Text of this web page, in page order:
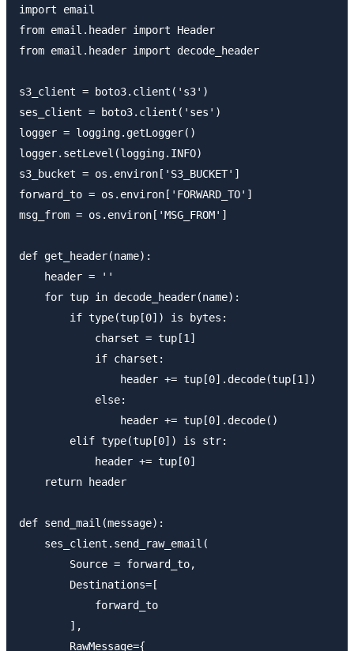
import email
from email.header import Header
from email.header import decode_header
s3_client = boto3.client('s3')
ses_client = boto3.client('ses')
logger = logging.getLogger()
logger.setLevel(logging.INFO)
s3_bucket = os.environ['S3_BUCKET']
forward_to = os.environ['FORWARD_TO']
msg_from = os.environ['MSG_FROM']
def get_header(name):
    header = ''
    for tup in decode_header(name):
        if type(tup[0]) is bytes:
            charset = tup[1]
            if charset:
                header += tup[0].decode(tup[1])
            else:
                header += tup[0].decode()
        elif type(tup[0]) is str:
            header += tup[0]
    return header
def send_mail(message):
    ses_client.send_raw_email(
        Source = forward_to,
        Destinations=[
            forward_to
        ],
        RawMessage={